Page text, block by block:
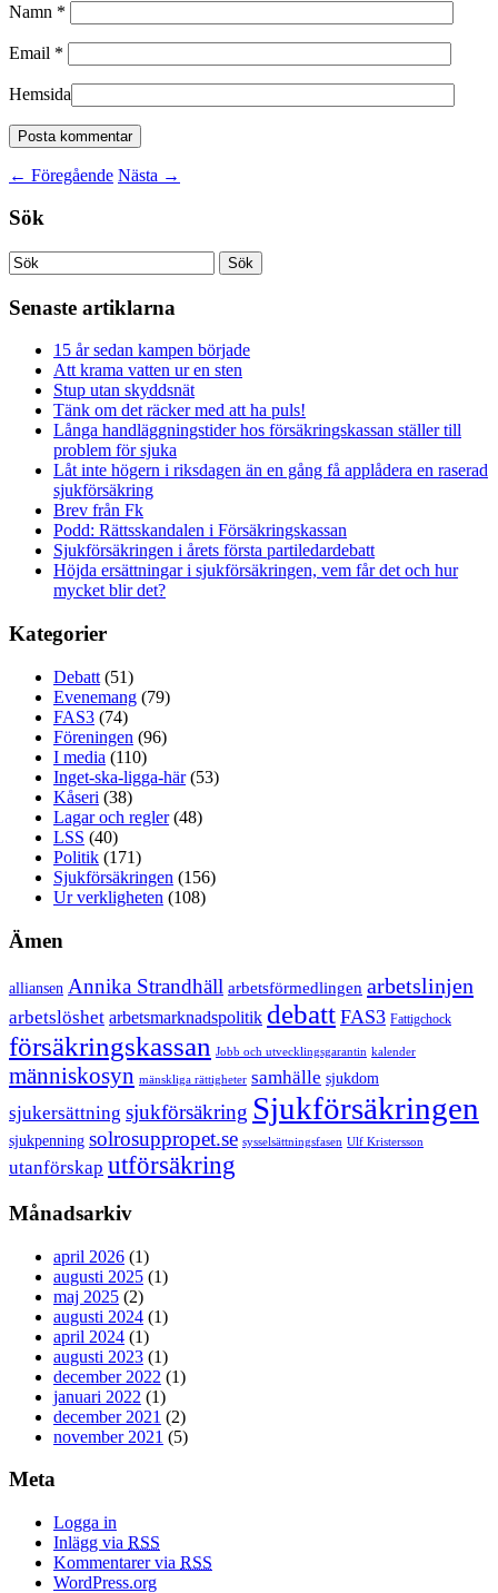
Namn *
Email *
Hemsida
← Föregående Nästa →
Sök
Senaste artiklarna
15 år sedan kampen började
Att krama vatten ur en sten
Stup utan skyddsnät
Tänk om det räcker med att ha puls!
Långa handläggningstider hos försäkringskassan ställer till
problem för sjuka
Låt inte högern i riksdagen än en gång få applådera en raserad
sjukförsäkring
Brev från Fk
Podd: Rättsskandalen i Försäkringskassan
Sjukförsäkringen i årets första partiledardebatt
Höjda ersättningar i sjukförsäkringen, vem får det och hur
mycket blir det?
Kategorier
Debatt (51)
Evenemang (79)
FAS3 (74)
Föreningen (96)
I media (110)
Inget-ska-ligga-här(53)
Kåseri (38)
Lagar och regler(48)
LSS (40)
Politik (171)
Sjukförsäkringen (156)
Ur verkligheten (108)
Ämen
alliansen Annika Strandhäll arbetsförmedlingen arbetslinjen
arbetslöshet arbetsmarknadspolitik debatt FAS3 Fattigchock
försäkringskassan Jobb och utvecklingsgarantin kalender
människosyn mänskliga rättigheter samhälle sjukdom
sjukersättning sjukförsäkring Sjukförsäkringen
sjukpenning solrosuppropet.se sysselsättningsfasen Ulf Kristersson
utanförskap utförsäkring
Månadsarkiv
april 2026 (1)
augusti 2025 (1)
maj 2025 (2)
augusti 2024 (1)
april 2024 (1)
augusti 2023 (1)
december 2022 (1)
januari 2022 (1)
december 2021 (2)
november 2021 (5)
Meta
Logga in
Inlägg via RSS
Kommentarer via RSS
WordPress.org